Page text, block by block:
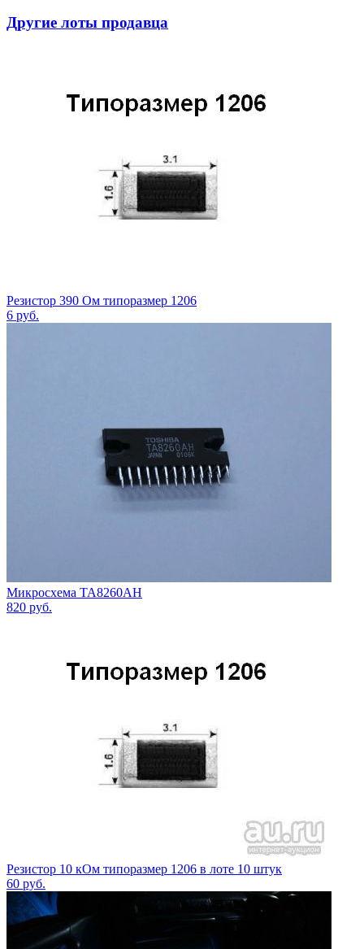
Другие лоты продавца
Резистор 390 Ом типоразмер 1206
6 руб.
Микросхема TA8260AH
820 руб.
Резистор 10 кОм типоразмер 1206 в лоте 10 штук
60 руб.